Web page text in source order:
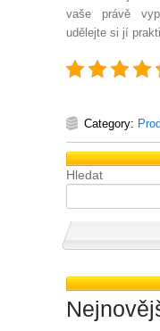
vaše právě
udělejte si jí
Category:
Hledat